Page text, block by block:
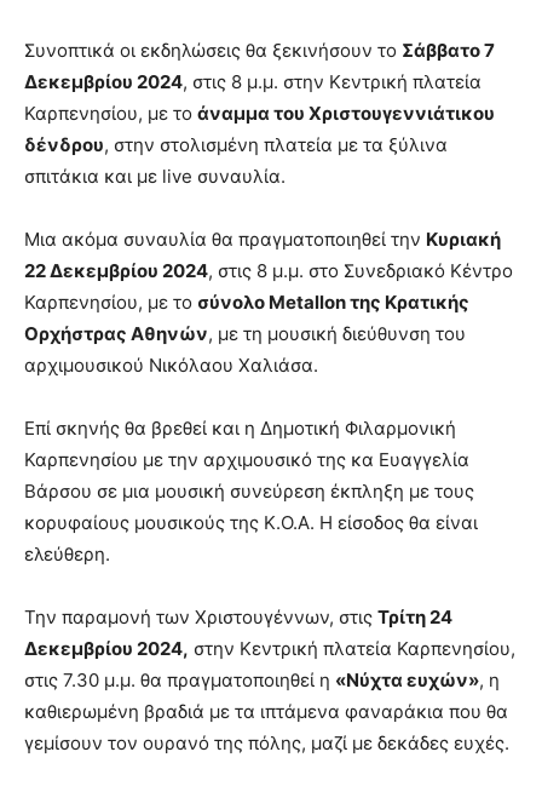
Συνοπτικά οι εκδηλώσεις θα ξεκινήσουν το Σάββατο 7
Δεκεμβρίου 2024, στις 8 μ.μ. στην Κεντρική πλατεία
Καρπενησίου, με το άναμμα του Χριστουγεννιάτικου
δένδρου, στην στολισμένη πλατεία με τα ξύλινα
σπιτάκια και με live συναυλία.
Μια ακόμα συναυλία θα πραγματοποιηθεί την Κυριακή
22 Δεκεμβρίου 2024, στις 8 μ.μ. στο Συνεδριακό Κέντρο
Καρπενησίου, με το σύνολο Metallon της Κρατικής
Ορχήστρας Αθηνών, με τη μουσική διεύθυνση του
αρχιμουσικού Νικόλαου Χαλιάσα.
Επί σκηνής θα βρεθεί και η Δημοτική Φιλαρμονική
Καρπενησίου με την αρχιμουσικό της κα Ευαγγελία
Βάρσου σε μια μουσική συνεύρεση έκπληξη με τους
κορυφαίους μουσικούς της Κ.Ο.Α. Η είσοδος θα είναι
ελεύθερη.
Την παραμονή των Χριστουγέννων, στις Τρίτη 24
Δεκεμβρίου 2024, στην Κεντρική πλατεία Καρπενησίου,
στις 7.30 μ.μ. θα πραγματοποιηθεί η «Νύχτα ευχών», η
καθιερωμένη βραδιά με τα ιπτάμενα φαναράκια που θα
γεμίσουν τον ουρανό της πόλης, μαζί με δεκάδες ευχές.